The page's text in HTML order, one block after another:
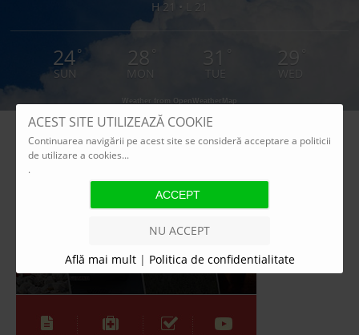
H 21 • L 21
24°
SUN
28 °
MON
31 °
TUE
29
WED
Weather from OpenWeatherMap
ACEST SITE UTILIZEAZĂ COOKIE
Continuarea navigării pe acest site se consideră acceptare a politicii
de utilizare a cookies...
.
NU ACCEPT
Află mai mult | Politica de confidentialitate